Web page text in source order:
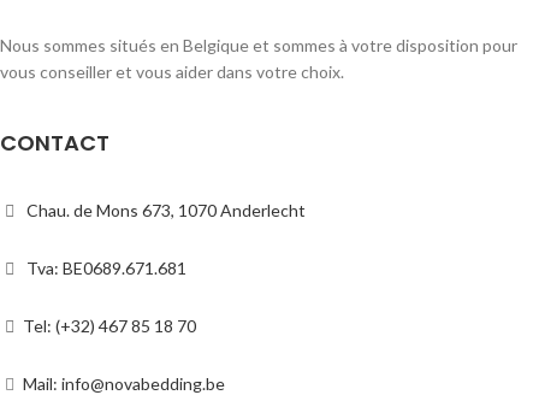
Nous sommes situés en Belgique et sommes à votre disposition pour
vous conseiller et vous aider dans votre choix.
CONTACT
Chau. de Mons 673, 1070 Anderlecht
Tva: BE0689.671.681
Tel: (+32) 467 85 18 70
Mail: info@novabedding.be